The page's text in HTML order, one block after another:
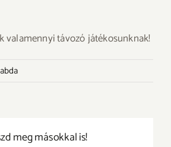
valamennyi távozó játékosunknak!
meg másokkal is!